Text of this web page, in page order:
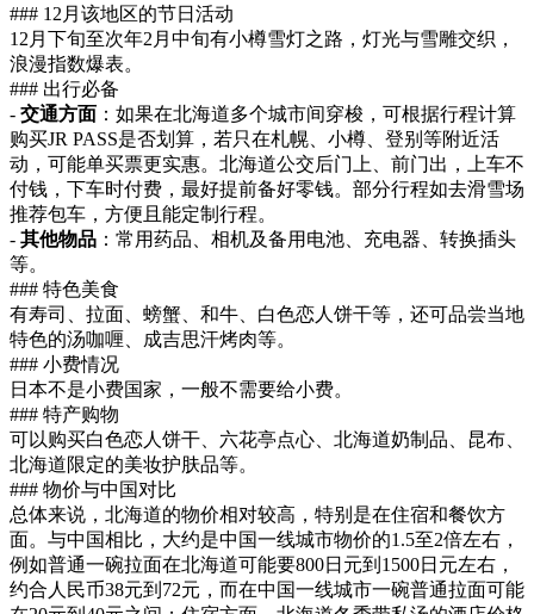
### 12月该地区的节日活动
12月下旬至次年2月中旬有小樽雪灯之路，灯光与雪雕交织，
浪漫指数爆表。
### 出行必备
- 交通方面 ：如果在北海道多个城市间穿梭，可根据行程计算
购买JR PASS是否划算，若只在札幌、小樽、登别等附近活
动，可能单买票更实惠。北海道公交后门上、前门出，上车不
付钱，下车时付费，最好提前备好零钱。部分行程如去滑雪场
推荐包车，方便且能定制行程。
- 其他物品 ：常用药品、相机及备用电池、充电器、转换插头
等。
### 特色美食
有寿司、拉面、螃蟹、和牛、白色恋人饼干等，还可品尝当地
特色的汤咖喱、成吉思汗烤肉等。
### 小费情况
日本不是小费国家，一般不需要给小费。
### 特产购物
可以购买白色恋人饼干、六花亭点心、北海道奶制品、昆布、
北海道限定的美妆护肤品等。
### 物价与中国对比
总体来说，北海道的物价相对较高，特别是在住宿和餐饮方
面。与中国相比，大约是中国一线城市物价的1.5至2倍左右，
例如普通一碗拉面在北海道可能要800日元到1500日元左右，
约合人民币38元到72元，而在中国一线城市一碗普通拉面可能